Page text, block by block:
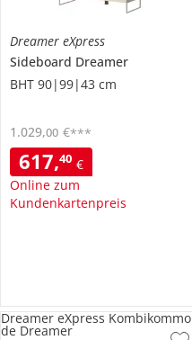
Dreamer eXpress
Sideboard Dreamer
BHT 90|99|43 cm
617,40 €
Online zum
Kundenkartenpreis
1.029,00 €***
Dreamer eXpress Kombikommo
de Dreamer